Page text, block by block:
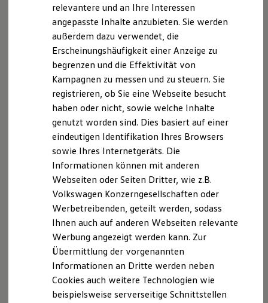
ID. Software Versionen und Updates
Digitale Extras
Schnittstellen zu Ihrem ID.
Marke und Erlebnis
Volkswagen R und R Experience
R-Modelle
R Experience
Driving Experience
Volkswagen entdecken
Werkbesichtigung
Lifestyle Shop
T-Roc Kollektion
Golf Kollektion
Volkswagen Kollektion
R-Kollektion
GTI Kollektion
Fußball Drop
we drive football
#wedriveproud
Besitzer und Service
myVolkswagen
Software Updates
Service und Ersatzteile
Inspektion und HU/AU
relevantere und an Ihre Interessen
angepasste Inhalte anzubieten. Sie werden
außerdem dazu verwendet, die
Erscheinungshäufigkeit einer Anzeige zu
begrenzen und die Effektivität von
Kampagnen zu messen und zu steuern. Sie
registrieren, ob Sie eine Webseite besucht
haben oder nicht, sowie welche Inhalte
genutzt worden sind. Dies basiert auf einer
eindeutigen Identifikation Ihres Browsers
sowie Ihres Internetgeräts. Die
Informationen können mit anderen
Webseiten oder Seiten Dritter, wie z.B.
Volkswagen Konzerngesellschaften oder
Werbetreibenden, geteilt werden, sodass
Ihnen auch auf anderen Webseiten relevante
Werbung angezeigt werden kann. Zur
Übermittlung der vorgenannten
Informationen an Dritte werden neben
Cookies auch weitere Technologien wie
beispielsweise serverseitige Schnittstellen